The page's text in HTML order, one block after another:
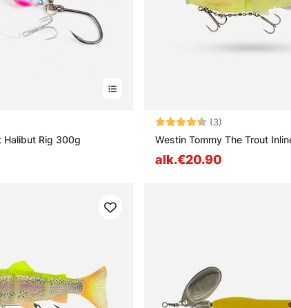
Halibut Rig 300g
Arvio: (3)
Westin Tommy The Trout
alk.€20.90